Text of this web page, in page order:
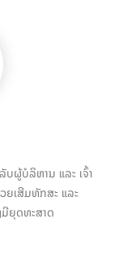
ບຜູ້ບໍລິຫານ ແລະ ເຈົ້າ
ເສີມທັກສະ ແລະ
ຍຸດທະສາດ